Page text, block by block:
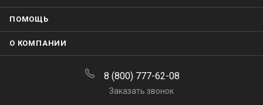
ПОМОЩЬ
О КОМПАНИИ
8 (800) 777-62-08
Заказать звонок